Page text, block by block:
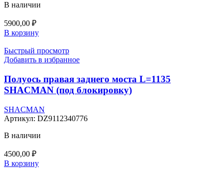
В наличии
5900,00 ₽
В корзину
Быстрый просмотр
Добавить в избранное
Полуось правая заднего моста L=1135
SHACMAN (под блокировку)
SHACMAN
Артикул: DZ9112340776
В наличии
4500,00 ₽
В корзину